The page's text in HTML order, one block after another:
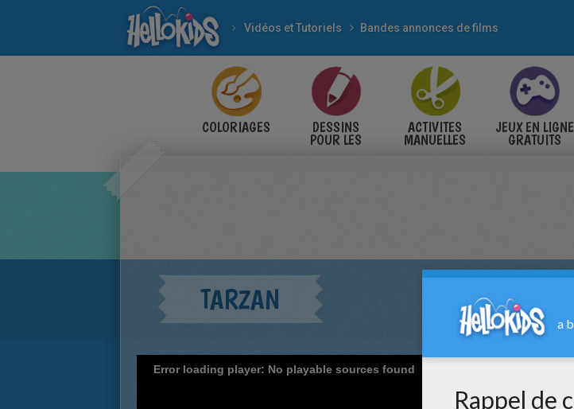
Vidéos et Tutoriels Bandes annonces de films
COLORIAGES DESSINS
POUR LES
ACTIVITES
MANUELLES
JEUX EN LIGNE
GRATUITS
TARZAN
Error loading player: No playable sources found